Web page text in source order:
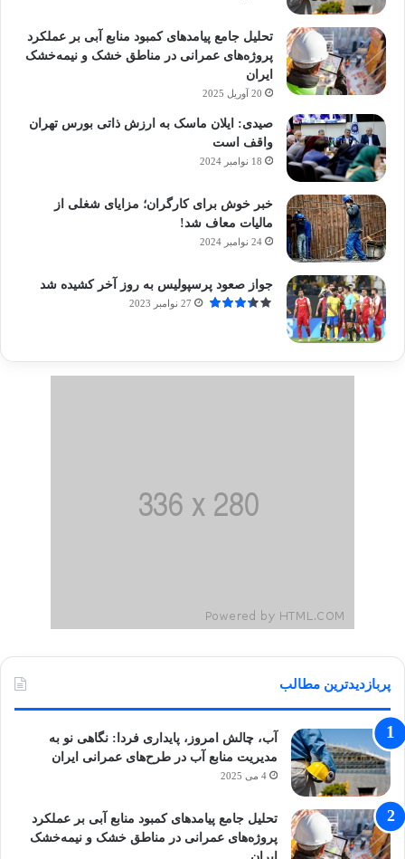
تحلیل جامع پیامدهای کمبود منابع آبی بر عملکرد
پروژه‌های عمرانی در مناطق خشک و نیمه‌خشک
ایران
20 آوریل 2025
صیدی: ایلان ماسک به ارزش ذاتی بورس تهران
واقف است
18 نوامبر 2024
خبر خوش برای کارگران؛ مزایای شغلی از
مالیات معاف شد!
24 نوامبر 2024
جواز صعود پرسپولیس به روز آخر کشیده شد
27 نوامبر 2023
پربازدیدترین مطالب
آب، چالش امروز، پایداری فردا: نگاهی نو به
مدیریت منابع آب در طرح‌های عمرانی ایران
4 می 2025
تحلیل جامع پیامدهای کمبود منابع آبی بر عملکرد
پروژه‌های عمرانی در مناطق خشک و نیمه‌خشک